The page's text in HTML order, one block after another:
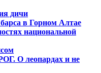
дичи
в Горном Алтае
национальной
О леопардах и не